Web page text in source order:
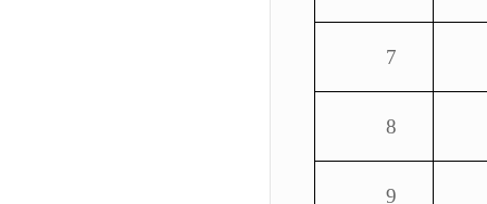
7
8
9